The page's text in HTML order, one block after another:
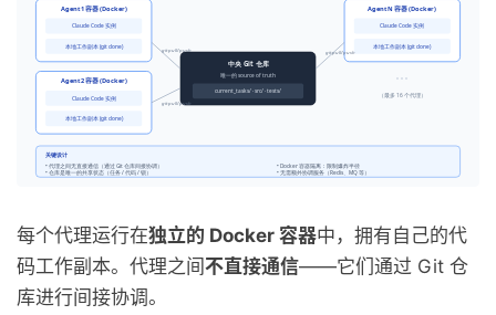
每个代理运行在独立的 Docker 容器中，拥有自己的代
码工作副本。代理之间不直接通信——它们通过 Git 仓
库进行间接协调。